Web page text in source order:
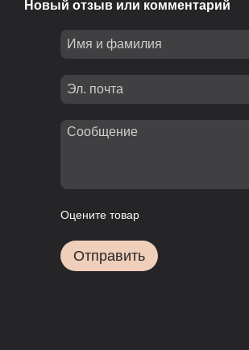
Новый отзыв или комментарий
Оцените товар
Отправить